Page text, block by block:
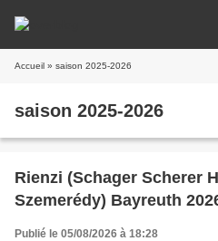
Accueil » saison 2025-2026
saison 2025-2026
Rienzi (Schager Scherer
Szemerédy) Bayreuth
Publié le 05/08/2026 à 18:28